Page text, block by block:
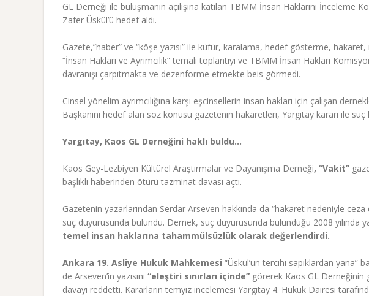
GL Derneği ile buluşmanın açılışına katılan TBMM İnsan Haklarını İnceleme
Zafer Üskül’ü hedef aldı.
Gazete,”haber” ve “köşe yazısı” ile küfür, karalama, hedef gösterme,
“İnsan Hakları ve Ayrımcılık” temalı toplantıyı ve TBMM İnsan Hakları
davranışı çarpıtmakta ve dezenforme etmekte beis görmedi.
Cinsel yönelim ayrımcılığına karşı eşcinsellerin insan hakları için çalışan
Başkanını hedef alan söz konusu gazetenin hakaretleri, Yargıtay kararı ile
Yargıtay, Kaos GL Derneğini haklı buldu…
Kaos Gey-Lezbiyen Kültürel Araştırmalar ve Dayanışma Derneği, “Vakit”
başlıklı haberinden ötürü tazminat davası açtı.
Gazetenin yazarlarından Serdar Arseven hakkında da “hakaret nedeniyle ceza
suç duyurusunda bulundu. Dernek, suç duyurusunda bulunduğu 2008 yılında
temel insan haklarına tahammülsüzlük olarak değerlendirdi.
Ankara 19. Asliye Hukuk Mahkemesi “Üskül’ün tercihi sapıklardan yana”
de Arseven’in yazısını “eleştiri sınırları içinde” görerek Kaos GL Derneğinin
davayı reddetti. Kararların temyiz incelemesi Yargıtay 4. Hukuk Dairesi